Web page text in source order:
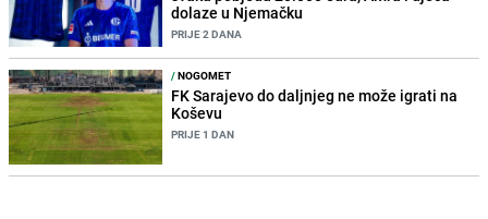
dolaze u Njemačku
PRIJE 2 DANA
/NOGOMET
FK Sarajevo do daljnjeg ne može igrati na
Koševu
PRIJE 1 DAN